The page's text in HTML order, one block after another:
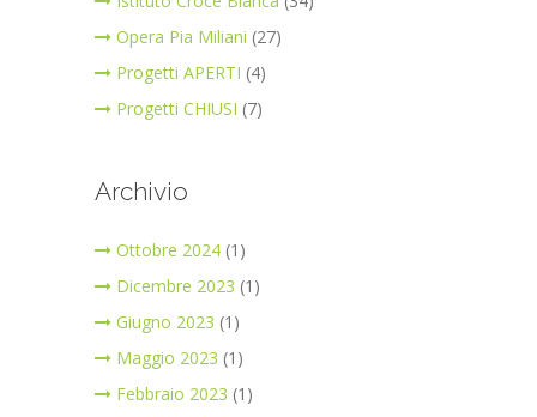
Opera Pia Miliani (27)
Progetti APERTI (4)
Progetti CHIUSI (7)
Archivio
Ottobre 2024 (1)
Dicembre 2023 (1)
Giugno 2023 (1)
Maggio 2023 (1)
Febbraio 2023 (1)